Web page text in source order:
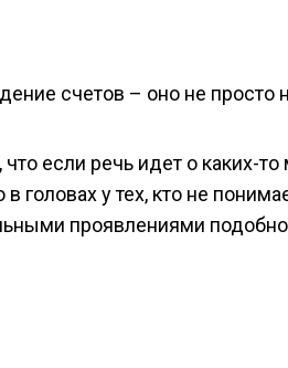
счетов – оно не
если речь идет о каких-то
головах у тех, кто не
проявлениями